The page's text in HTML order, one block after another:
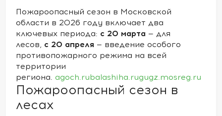
Пожароопасный сезон в Московской
области в 2026 году включает два
ключевых периода: с 20 марта — для
лесов, с 20 апреля — введение особого
противопожарного режима на всей
территории
региона. agoch.rubalashiha.rugugz.mosreg.ru
Пожароопасный сезон в
лесах